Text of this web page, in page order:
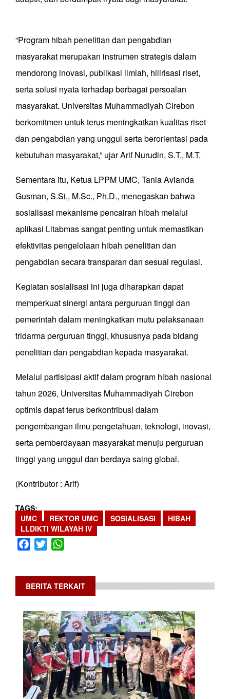
“Program hibah penelitian dan pengabdian
masyarakat merupakan instrumen strategis dalam
mendorong inovasi, publikasi ilmiah, hilirisasi riset,
serta solusi nyata terhadap berbagai persoalan
masyarakat. Universitas Muhammadiyah Cirebon
berkomitmen untuk terus meningkatkan kualitas riset
dan pengabdian yang unggul serta berorientasi pada
kebutuhan masyarakat,” ujar Arif Nurudin, S.T., M.T.
Sementara itu, Ketua LPPM UMC, Tania Avianda
Gusman, S.Si., M.Sc., Ph.D., menegaskan bahwa
sosialisasi mekanisme pencairan hibah melalui
aplikasi Litabmas sangat penting untuk memastikan
efektivitas pengelolaan hibah penelitian dan
pengabdian secara transparan dan sesuai regulasi.
Kegiatan sosialisasi ini juga diharapkan dapat
memperkuat sinergi antara perguruan tinggi dan
pemerintah dalam meningkatkan mutu pelaksanaan
tridarma perguruan tinggi, khususnya pada bidang
penelitian dan pengabdian kepada masyarakat.
Melalui partisipasi aktif dalam program hibah nasional
tahun 2026, Universitas Muhammadiyah Cirebon
optimis dapat terus berkontribusi dalam
pengembangan ilmu pengetahuan, teknologi, inovasi,
serta pemberdayaan masyarakat menuju perguruan
tinggi yang unggul dan berdaya saing global.
(Kontributor : Arif)
TAGS
UMC
REKTOR UMC SOSIALISASI
HIBAH
LLDIKTI WILAYAH IV
Facebook
Twitter
BERITA TERKAIT